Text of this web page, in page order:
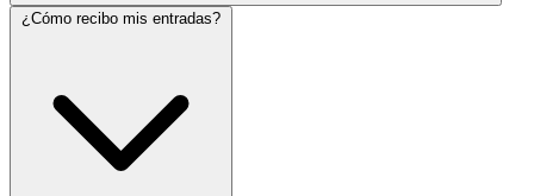
¿Cómo recibo mis entradas?